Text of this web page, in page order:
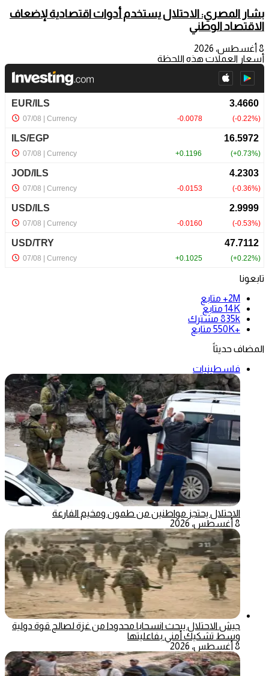
بشار المصري: الاحتلال يستخدم أدوات اقتصادية لإضعاف
الاقتصاد الوطني
8 أغسطس، 2026
أسعار العملات هذه اللحظة
تابعونا
2M+
متابع
14K متابع
835k مشترك
+550K
متابع
المضاف حديثاً
فلسطينيات
الاحتلال يحتجز مواطنين من طمون ومخيم الفارعة
8 أغسطس، 2026
جيش الاحتلال يبحث انسحابا محدودا من غزة لصالح قوة دولية
وسط تشكيك أمني بفاعليتها
8 أغسطس، 2026